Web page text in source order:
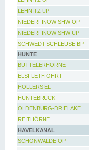
LEHNITZ UP
NIEDERFINOW SHW OP
NIEDERFINOW SHW UP
SCHWEDT SCHLEUSE BP
HUNTE
BUTTELERHÖRNE
ELSFLETH OHRT
HOLLERSIEL
HUNTEBRÜCK
OLDENBURG-DRIELAKE
REITHÖRNE
HAVELKANAL
SCHÖNWALDE OP